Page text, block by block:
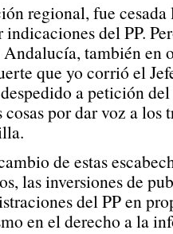
regional, fue cesada
del PP.
también en
que yo corrió el
a petición
por dar voz a los
de estas
las inversiones de
del PP en
en el derecho a la